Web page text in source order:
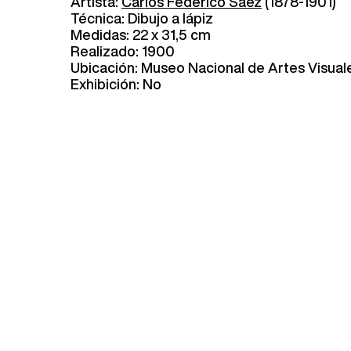
Técnica: Dibujo a lápiz
Medidas: 22 x 31,5 cm
Realizado: 1900
Ubicación: Museo Nacional de Artes
Exhibición: No